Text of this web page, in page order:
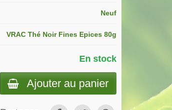
Neuf
VRAC Thé Noir Fines Epices 80g
En stock
Ajouter au panier